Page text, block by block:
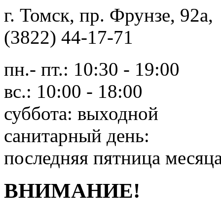
г. Томск, пр. Фрунзе,
(3822) 44-17-71
пн.- пт.: 10:30 - 19:00
вс.: 10:00 - 18:00
суббота: выходной
санитарный день:
последняя пятница
ВНИМАНИЕ!